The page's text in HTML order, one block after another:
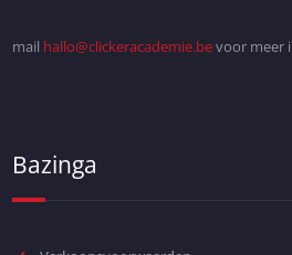
mail hallo@clickeracademie.bevoor meer
Bazinga